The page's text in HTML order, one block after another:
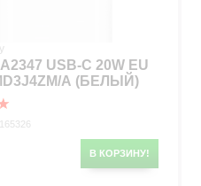
USB-C 20W EU
A (БЕЛЫЙ)
В КОРЗИНУ!